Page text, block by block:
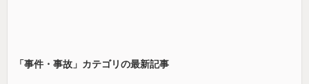
「事件・事故」カテゴリの最新記事